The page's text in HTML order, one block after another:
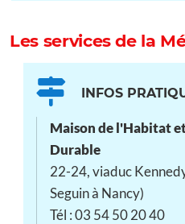
Les services de la
INFOS
Maison de l'Habitat
Durable
22-24, viaduc
Seguin à Nancy)
Tél : 03 54 50 20 40